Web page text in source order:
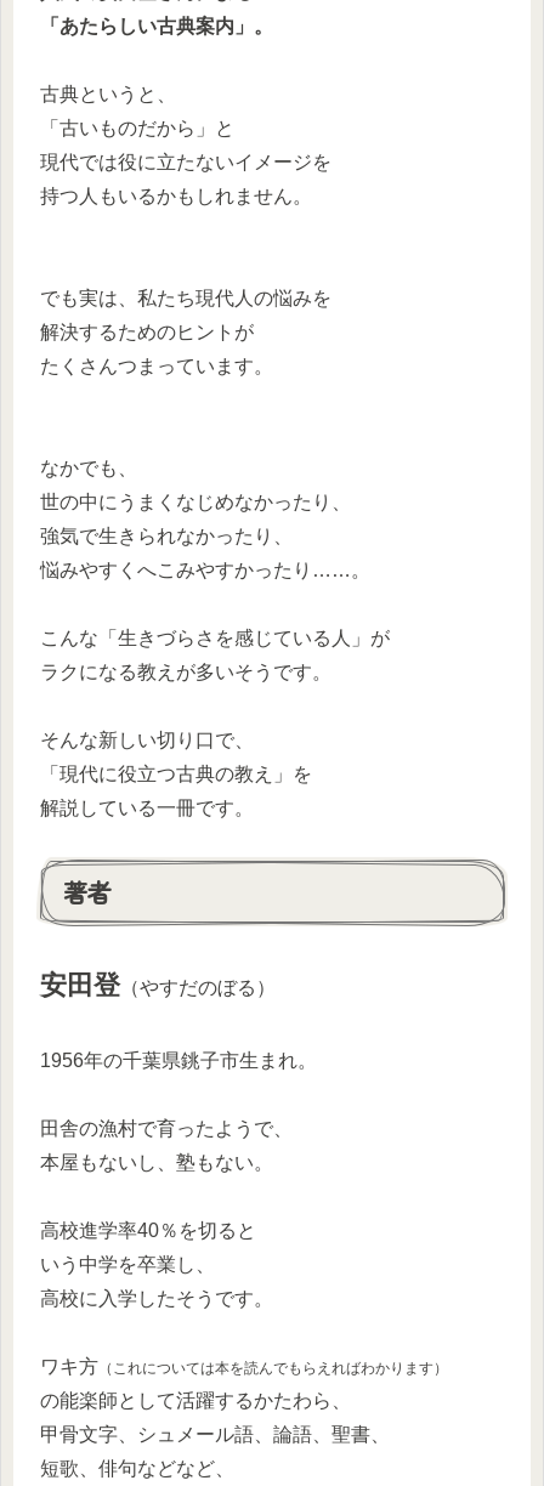
「あたらしい古典案内」。
古典というと、
「古いものだから」と
現代では役に立たないイメージを
持つ人もいるかもしれません。
でも実は、私たち現代人の悩みを
解決するためのヒントが
たくさんつまっています。
なかでも、
世の中にうまくなじめなかったり、
強気で生きられなかったり、
悩みやすくへこみやすかったり……。
こんな「生きづらさを感じている人」が
ラクになる教えが多いそうです。
そんな新しい切り口で、
「現代に役立つ古典の教え」を
解説している一冊です。
著者
安田登（やすだのぼる）
1956年の千葉県銚子市生まれ。
田舎の漁村で育ったようで、
本屋もないし、塾もない。
高校進学率40％を切ると
いう中学を卒業し、
高校に入学したそうです。
ワキ方 （これについては本を読んでもらえればわかります）
の能楽師として活躍するかたわら、
甲骨文字、シュメール語、論語、聖書、
短歌、俳句などなど、